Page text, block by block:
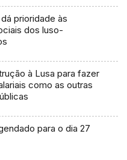
prioridade às
dos luso-
à Lusa para fazer
como as outras
para o dia 27